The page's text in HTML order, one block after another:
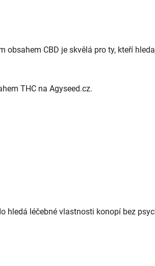
obsahem CBD je skvělá pro ty, kteří
THC na Agyseed.cz.
hledá léčebné vlastnosti konopí bez